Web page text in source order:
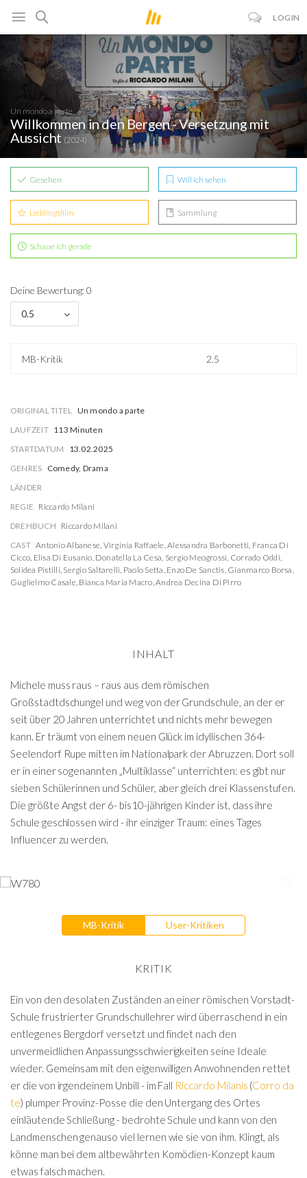
LOGIN
Un mondo a parte
Willkommen in den Bergen - Versetzung mit
Aussicht (2024)
Gesehen Will ich sehen
Lieblingsfilm Sammlung
Schaue ich gerade
Deine Bewertung: 0
0.5
MB-Kritik 2.5
ORIGINAL TITEL Un mondo a parte
LAUFZEIT 113 Minuten
STARTDATUM
13.02.2025
GENRES Comedy, Drama
LÄNDER
REGIE Riccardo Milani
DREHBUCH Riccardo Milani
CAST Antonio Albanese, Virginia Raffaele,Alessandra Barbonetti, Franca Di
Cicco, Elisa Di Eusanio, Donatella La Cesa, Sergio Meogrossi, Corrado Oddi,
Solidea Pistilli, Sergio Saltarelli, Paolo Setta, Enzo De Sanctis, Gianmarco Borsa,
Guglielmo Casale, Bianca Maria Macro,Andrea Decina Di Pirro
INHALT
Michele muss raus – raus aus dem römischen
Großstadtdschungel und weg von der Grundschule, an der er
seit über 20 Jahren unterrichtet und nichts mehr bewegen
kann. Er träumt von einem neuen Glück im idyllischen 364-
Seelendorf Rupe mitten im Nationalpark der Abruzzen. Dort soll
er in einer sogenannten „Multiklasse“ unterrichten: es gibt nur
sieben Schülerinnen und Schüler, aber gleich drei Klassenstufen.
Die größte Angst der 6- bis10-jährigen Kinder ist, dass ihre
Schule geschlossen wird - ihr einziger Traum: eines Tages
Influencer zu werden.
MB-Kritik User-Kritiken
KRITIK
Ein von den desolaten Zuständen an einer römischen Vorstadt-
Schule frustrierter Grundschullehrer wird überraschend in ein
entlegenes Bergdorf versetzt und findet nach den
unvermeidlichen Anpassungsschwierigkeiten seine Ideale
wieder. Gemeinsam mit den eigenwilligen Anwohnenden rettet
er die von irgendeinem Unbill - im Fall Riccardo Milanis (Corro da
te) plumper Provinz-Posse die den Untergang des Ortes
einläutende Schließung - bedrohte Schule und kann von den
Landmenschen genauso viel lernen wie sie von ihm. Klingt, als
könne man bei dem altbewährten Komödien-Konzept kaum
etwas falsch machen.